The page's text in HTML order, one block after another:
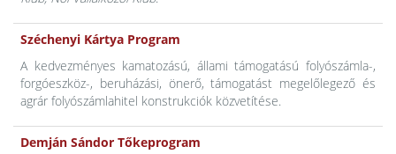
Széchenyi Kártya Program
A kedvezményes kamatozású, állami támogatású folyószámla-,
forgóeszköz-, beruházási, önerő, támogatást megelőlegező és
agrár folyószámlahitel konstrukciók közvetítése.
Demján Sándor Tőkeprogram